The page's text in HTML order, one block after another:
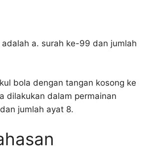
a. surah ke-99 dan jumlah
bola dengan tangan kosong ke
dilakukan dalam permainan
jumlah ayat 8.